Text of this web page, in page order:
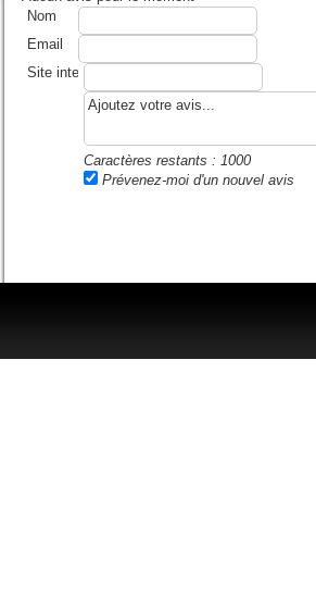
Nom
Email
Site internet ou blog
Caractères restants : 1000
Prévenez-moi d'un nouvel avis